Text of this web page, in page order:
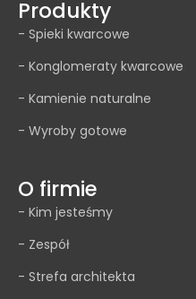
Produkty
- Spieki kwarcowe
- Konglomeraty kwarcowe
- Kamienie naturalne
- Wyroby gotowe
O firmie
- Kim jesteśmy
- Zespół
- Strefa architekta